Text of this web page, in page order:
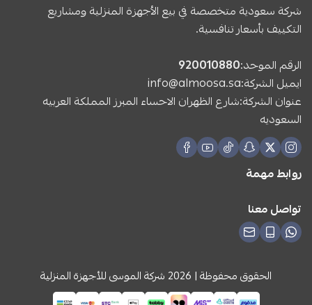
شركة سعودية متخصصة في بيع الأجهزة المنزلية ومشاريع
التكييف بأسعار تنافسية.
الرقم الموحد:920010880
ايميل الشركة:info@almoosa.sa
عنوان الشركة:شارع الظهران الاحساء المبرز المملكة العربيه
السعوديه
روابط مهمة
تواصل معنا
الحقوق محفوظة | 2026 شركة الموسى للأجهزة المنزلية